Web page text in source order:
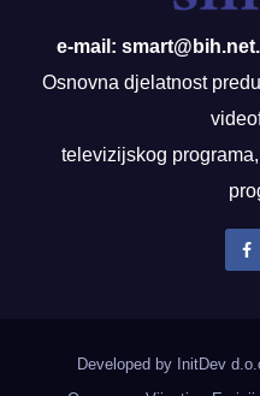
e-mail:
Osnovna djelatnost
televizijskog
Developed by InitDev